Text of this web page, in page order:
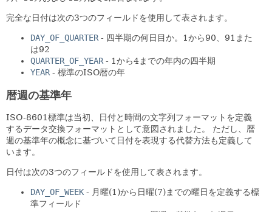
完全な日付は次の3つのフィールドを使用して表されます。
DAY_OF_QUARTER- 四半期の何日目か。1から90、91また
は92
QUARTER_OF_YEAR- 1から4までの年内の四半期
YEAR- 標準のISO暦の年
暦週の基準年
ISO-8601標準は当初、日付と時間の文字列フォーマットを定義
するデータ交換フォーマットとして意図されました。
ただし、暦
週の基準年の概念に基づいて日付を表現する代替方法も定義して
います。
日付は次の3つのフィールドを使用して表されます。
DAY_OF_WEEK - 月曜(1)から日曜(7)までの曜日を定義する標
準フィールド